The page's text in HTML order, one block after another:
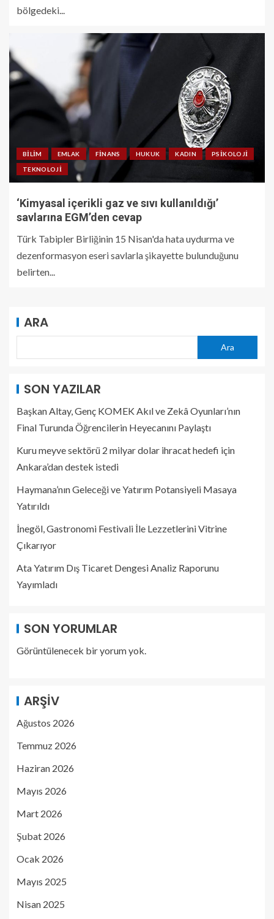
bölgedeki...
BILIM EMLAK FINANS HUKUK KADIN PSIKOLOJI
TEKNOLOJI
‘Kimyasal içerikli gaz ve sıvı kullanıldığı’
savlarına EGM’den cevap
Türk Tabipler Birliğinin 15 Nisan'da hata uydurma ve
dezenformasyon eseri savlarla şikayette bulunduğunu
belirten...
ARA
Ara
SON YAZILAR
Başkan Altay, Genç KOMEK Akıl ve Zekâ Oyunları’nın
Final Turunda Öğrencilerin Heyecanını Paylaştı
Kuru meyve sektörü 2 milyar dolar ihracat hedefi için
Ankara’dan destek istedi
Haymana’nın Geleceği ve Yatırım Potansiyeli Masaya
Yatırıldı
İnegöl, Gastronomi Festivali İle Lezzetlerini Vitrine
Çıkarıyor
Ata Yatırım Dış Ticaret Dengesi Analiz Raporunu
Yayımladı
SON YORUMLAR
Görüntülenecek bir yorum yok.
ARŞIV
Ağustos 2026
Temmuz 2026
Haziran 2026
Mayıs 2026
Mart 2026
Şubat 2026
Ocak 2026
Mayıs 2025
Nisan 2025